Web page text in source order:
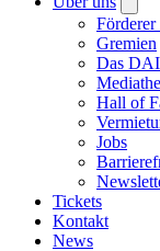
Gremien
Das
Hall of
Jobs
Tickets
Kontakt
News